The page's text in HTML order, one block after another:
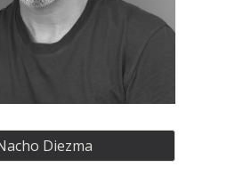
Diezma